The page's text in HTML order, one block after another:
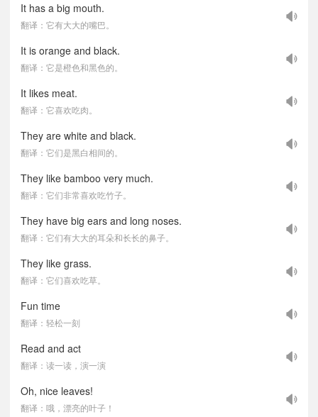
It has a big mouth.
翻译：它有大大的嘴巴。
It is orange and black.
翻译：它是橙色和黑色的。
It likes meat.
翻译：它喜欢吃肉。
They are white and black.
翻译：它们是黑白相间的。
They like bamboo very much.
翻译：它们非常喜欢吃竹子。
They have big ears and long noses.
翻译：它们有大大的耳朵和长长的鼻子。
They like grass.
翻译：它们喜欢吃草。
Fun time
翻译：轻松一刻
Read and act
翻译：读一读，演一演
Oh, nice leaves!
翻译：哦，漂亮的叶子！